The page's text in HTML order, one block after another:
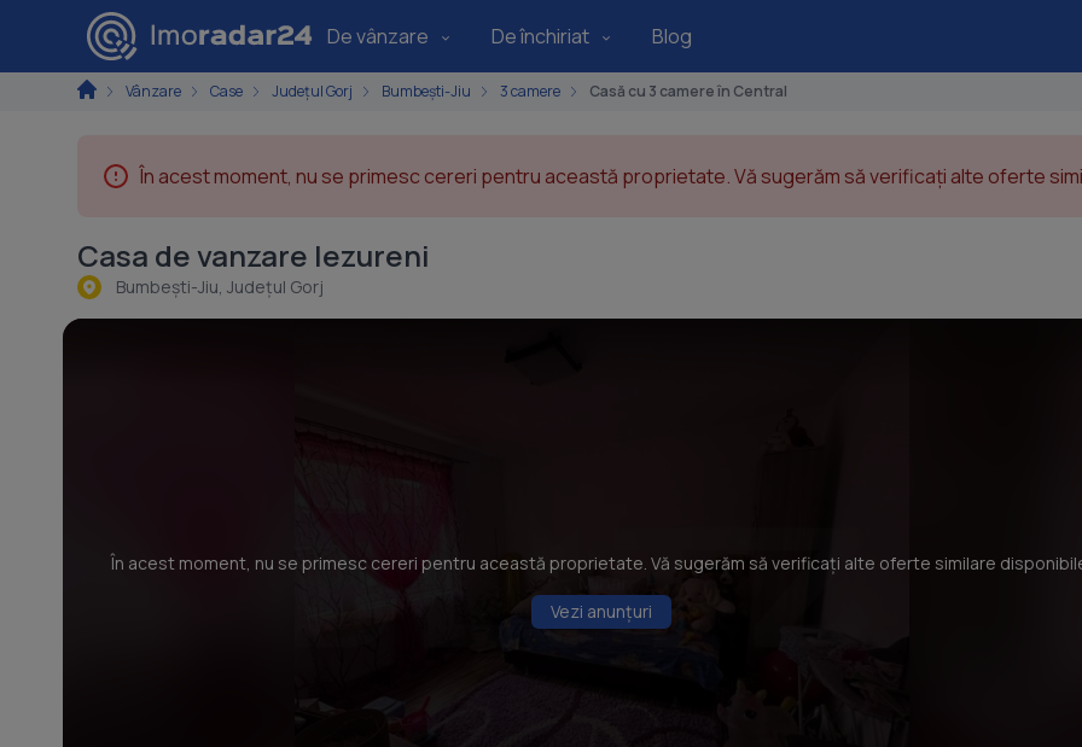
De vânzare De închiriat Blog
Vânzare Case Județul Gorj Bumbești-Jiu 3 camere Casă cu 3 camere în Central
În acest moment, nu se primesc cereri pentru această proprietate. Vă sugerăm să verificați alte oferte
Casa de vanzare Iezureni
Bumbeşti-Jiu, Judeţul Gorj
În acest moment, nu se primesc cereri pentru această proprietate. Vă sugerăm să verificați alte oferte similare
Vezi anunțuri